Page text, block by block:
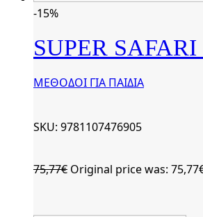
-15%
SUPER
ΜΕΘΟΔΟΙ ΓΙΑ ΠΑΙΔΙΑ
SKU: 9781107476905
75,77€ Original price was: